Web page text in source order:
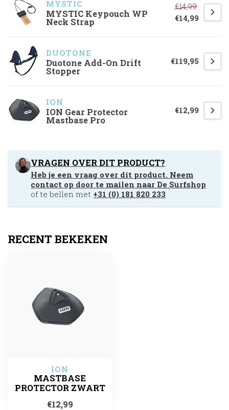
MYSTIC
MYSTIC Keypouch WP
Neck Strap
€14,99
€14,99
DUOTONE
Duotone Add-On Drift
Stopper
€119,95
ION
ION Gear Protector
Mastbase Pro
€12,99
VRAGEN OVER DIT PRODUCT?
Heb je een vraag over dit product. Neem
contact op door te mailen naar De Surfshop
of te bellen met +31 (0) 181 820 233
RECENT BEKEKEN
ION
MASTBASE
PROTECTOR ZWART
€12,99